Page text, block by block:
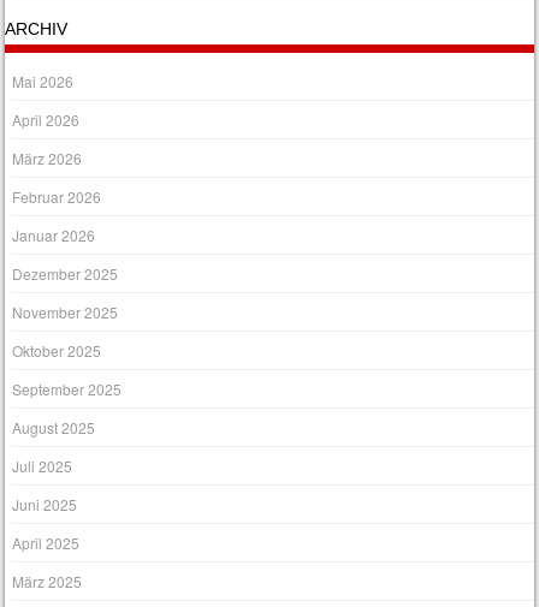
ARCHIV
Mai 2026
April 2026
März 2026
Februar 2026
Januar 2026
Dezember 2025
November 2025
Oktober 2025
September 2025
August 2025
Juli 2025
Juni 2025
April 2025
März 2025